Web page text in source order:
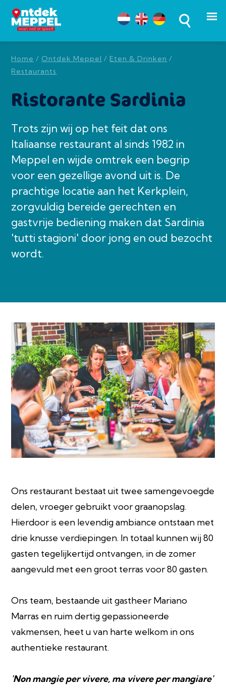
Home / Ontdek Meppel / Eten & Drinken /
Restaurants
Ristorante Sardinia
Trots zijn wij op het feit dat ons
Italiaanse restaurant al sinds 1982 in
Meppel en wijde omtrek een begrip
voor een gezellige avond uit is. De
prachtige locatie aan het Kerkplein,
zorgvuldig bereide gerechten en
gastvrije bediening maken dat Sardinia
'tutti stagioni' door jong en oud bezocht
wordt.
Ons restaurant bestaat uit twee samengevoegde
delen, vroeger gebruikt voor graanopslag.
Hierdoor is een levendig ambiance ontstaan met
drie knusse verdiepingen. In totaal kunnen wij 80
gasten tegelijkertijd ontvangen, in de zomer
aangevuld met een groot terras voor 80 gasten.
Ons team, bestaande uit gastheer Mariano
Marras en ruim dertig gepassioneerde
vakmensen, heet u van harte welkom in ons
authentieke restaurant.
'Non mangie per vivere, ma vivere per mangiare'